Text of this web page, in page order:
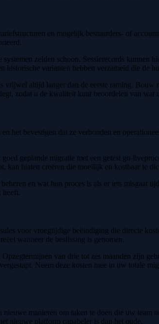
en mogelijk bestuurders- of
zelden schoon. Sessierecords kunnen
varianten hebben verzameld die de
altijd langer dan de eerste raming.
zodat u de kwaliteit kunt beoordelen van wat
het bevestigen dat ze verbonden en
geplande migratie met een getest go-
kan hiaten creëren die moeilijk en kostbaar te
en wat hun proces is als er iets misgaat
heeft.
voor vroegtijdige beëindiging die directe
wanneer de beslissing is genomen.
van drie tot zes maanden zijn
Neem deze kosten mee in uw totale
manieren om taken te doen die uw
nieuwe platform capabeler is dan het oude.